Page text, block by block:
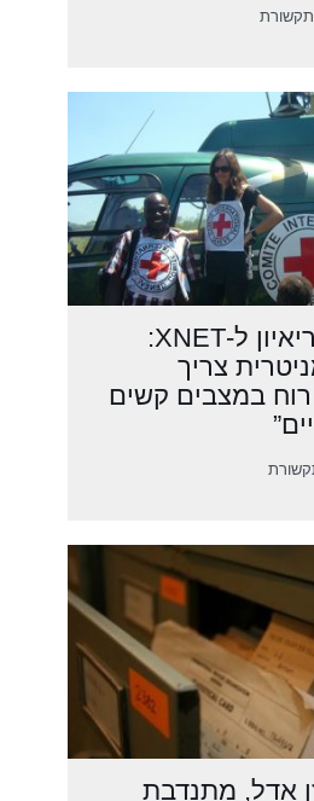
אנייס קוטו בריאיון ל-XNET:
צריך
במצבים קשים
אדל, מתנדבת